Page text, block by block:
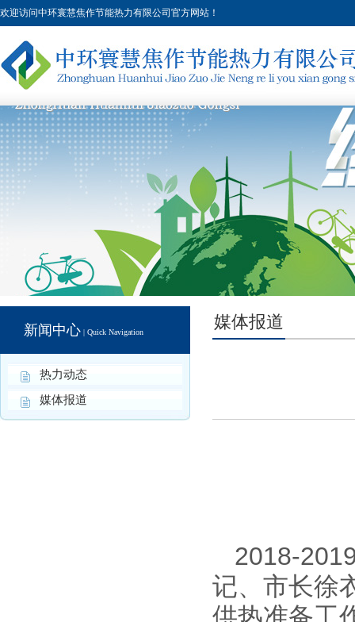
欢迎访问中环寰慧焦作节能热力有限公司官方网站！
新闻中心 | Quick Navigation
热力动态
媒体报道
媒体报道
2018-
记、市长徐